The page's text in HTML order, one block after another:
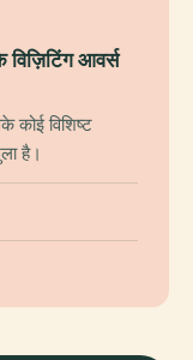
विज़िटिंग आवर्स
कोई विशिष्ट
है।